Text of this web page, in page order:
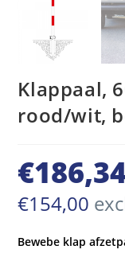
Klappaal,
rood/wit,
€
€154,00
Bewebe klap